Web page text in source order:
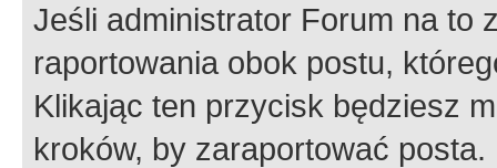
Jeśli administrator Forum na to
raportowania obok postu,
Klikając ten przycisk będziesz
kroków, by zaraportować posta.